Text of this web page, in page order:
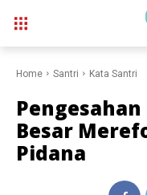
Home Santri Kata Santri
Pengesahan
Besar
Pidana